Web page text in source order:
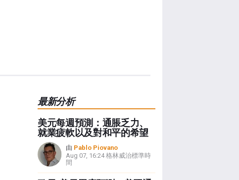
最新分析
美元每週預測：通脹乏力、
就業疲軟以及對和平的希望
由 Pablo Piovano
Aug 07, 16:24 格林威治標準時
間